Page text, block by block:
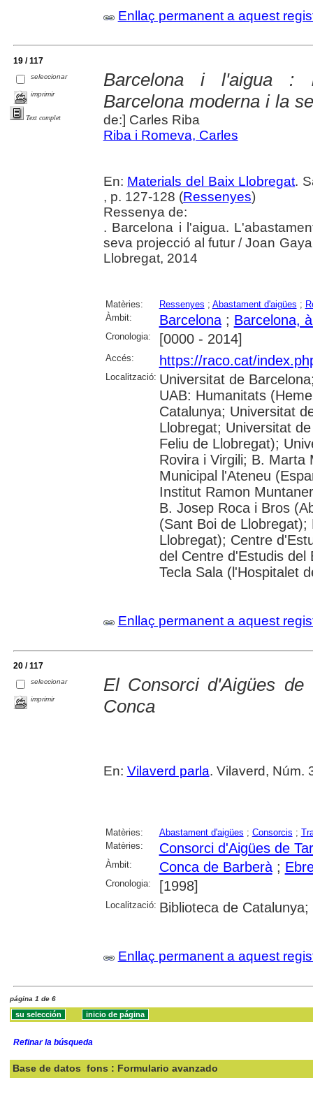
Enllaç permanent a aquest
19 / 117
seleccionar
imprimir
Text complet
Barcelona i l'aigua :
Barcelona moderna i la
de:] Carles Riba
Riba i Romeva, Carles
En: Materials del Baix Llobregat.
, p. 127-128 (Ressenyes)
Ressenya de:
. Barcelona i l'aigua.
seva projecció al futur / Joan
Llobregat, 2014
Matèries: Ressenyes ; Abastament d'aigües ;
Àmbit:
Barcelona; Barcelona,
Cronologia: [0000 - 2014]
Accés: https://raco.cat/
Localització: Universitat de
UAB: Humanitats
Catalunya; Universitat
Llobregat; Universitat
Feliu de Llobregat);
Rovira i Virgili; B. Marta
Municipal l'Ateneu
Institut Ramon
B. Josep Roca i Bros
(Sant Boi de
Llobregat); Centre
del Centre d'Estudis del
Tecla Sala (l'Hospitalet
Enllaç permanent a aquest
20 / 117
seleccionar
imprimir
El Consorci d'Aigües
Conca
En: Vilaverd parla. Vilaverd, Núm.
Matèries: Abastament d'aigües ; Consorcis ;
Matèries:
Consorci d'Aigües de
Àmbit: Conca de Barberà;
Cronologia: [1998]
Localització: Biblioteca de
Enllaç permanent a aquest
página 1 de 6
Refinar la búsqueda
Base de datos fons : Formulario avanzado